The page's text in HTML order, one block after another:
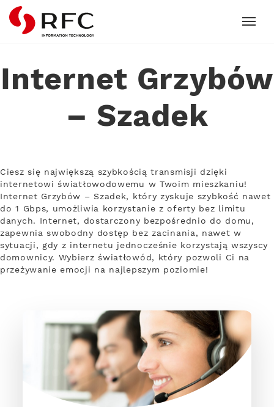
RFC
Internet Grzybów
– Szadek
Ciesz się największą szybkością transmisji dzięki
internetowi światłowodowemu w Twoim mieszkaniu!
Internet Grzybów – Szadek, który zyskuje szybkość nawet
do 1 Gbps, umożliwia korzystanie z oferty bez limitu
danych. Internet, dostarczony bezpośrednio do domu,
zapewnia swobodny dostęp bez zacinania, nawet w
sytuacji, gdy z internetu jednocześnie korzystają wszyscy
domownicy. Wybierz światłowód, który pozwoli Ci na
przeżywanie emocji na najlepszym poziomie!